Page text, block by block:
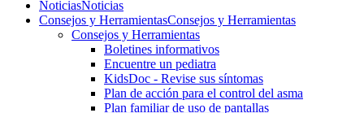
NoticiasNoticias
Consejos y HerramientasConsejos y Herramientas
Consejos y Herramientas
Boletines informativos
Encuentre un pediatra
KidsDoc - Revise sus síntomas
Plan de acción para el control del asma
Plan familiar de uso de pantallas